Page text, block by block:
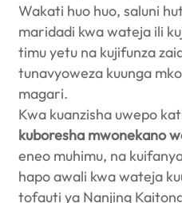
Wakati huo huo, saluni
maridadi kwa wateja ili
timu yetu na kujifunza
tunavyoweza kuunga
magari.
Kwa kuanzisha uwepo
kuboresha mwonekano
eneo muhimu, na
hapo awali kwa wateja
tofauti ya Nanjing